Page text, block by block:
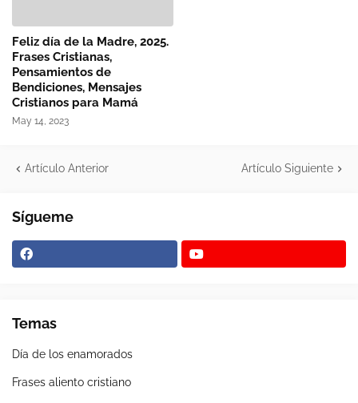
Feliz día de la Madre, 2025.
Frases Cristianas,
Pensamientos de
Bendiciones, Mensajes
Cristianos para Mamá
May 14, 2023
Artículo Anterior Artículo Siguiente
Sígueme
Temas
Día de los enamorados
Frases aliento cristiano